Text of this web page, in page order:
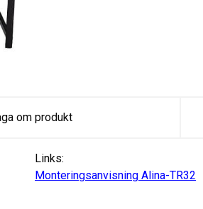
om produkt
Links:
Monteringsanvisning Alina-TR32